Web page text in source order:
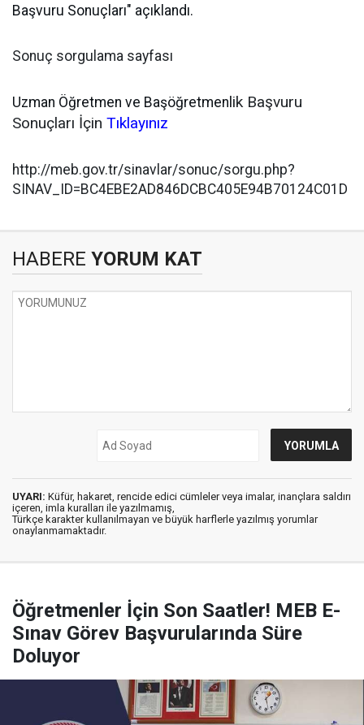
Başvuru Sonuçları" açıklandı.
Sonuç sorgulama sayfası
Uzman Öğretmen ve Başöğretmenlik Başvuru
Sonuçları İçin Tıklayınız
http://meb.gov.tr/sinavlar/sonuc/sorgu.php?
SINAV_ID=BC4EBE2AD846DCBC405E94B70124C01D
HABERE YORUM KAT
UYARI: Küfür, hakaret, rencide edici cümleler veya imalar, inançlara saldırı
içeren, imla kuralları ile yazılmamış,
Türkçe karakter kullanılmayan ve büyük harflerle yazılmış yorumlar
onaylanmamaktadır.
Öğretmenler İçin Son Saatler! MEB E-
Sınav Görev Başvurularında Süre
Doluyor